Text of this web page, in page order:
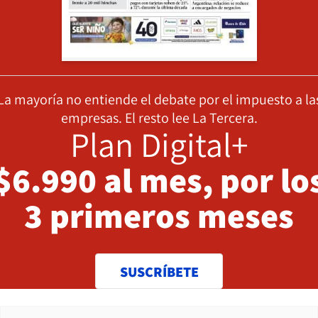
mayoría no entiende el debate por el impuesto a
empresas. El resto lee La Tercera.
Plan Digital+
al mes, por
3 primeros meses
SUSCRÍBETE